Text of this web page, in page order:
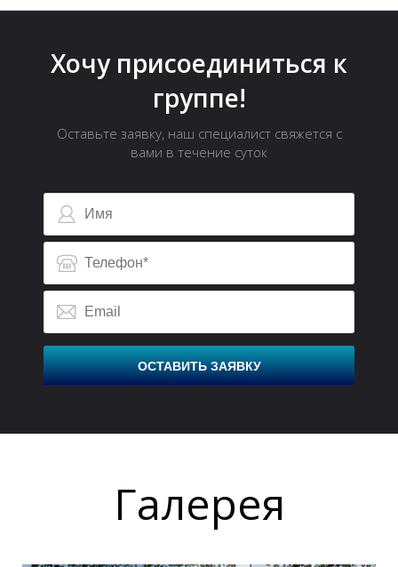
Хочу присоединиться к
группе!
Оставьте заявку, наш специалист свяжется с
вами в течение суток
ОСТАВИТЬ ЗАЯВКУ
Галерея